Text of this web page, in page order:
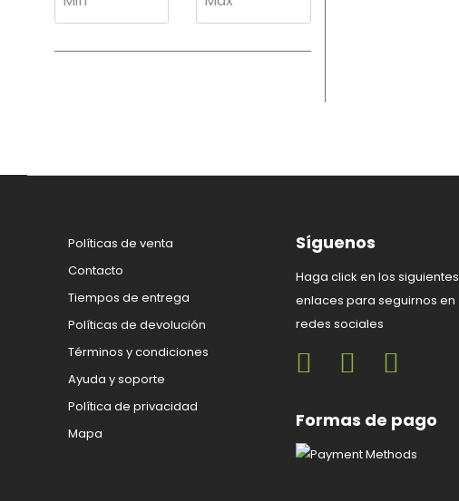
Políticas de venta
Contacto
Tiempos de entrega
Políticas de devolución
Términos y condiciones
Ayuda y soporte
Política de privacidad
Mapa
Síguenos
Haga click en los siguientes
enlaces para seguirnos en
redes sociales
Formas de pago